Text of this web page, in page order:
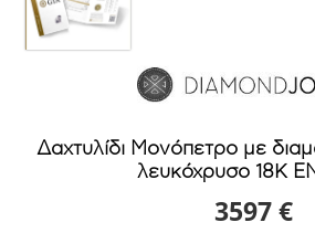
Δαχτυλίδι Μονόπετρο με
λευκόχρυσο 18Κ
3597 €